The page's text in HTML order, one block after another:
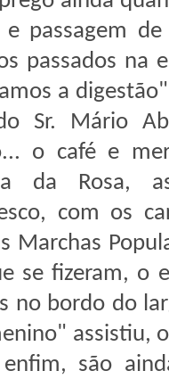
e passagem
passados na
a
Sr. Mário
o café e
da Rosa,
com os
Marchas
se fizeram, o
no bordo do
assistiu,
enfim, são